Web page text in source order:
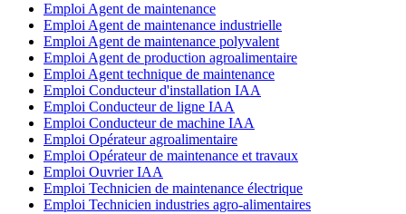
Emploi Agent de maintenance
Emploi Agent de maintenance industrielle
Emploi Agent de maintenance polyvalent
Emploi Agent de production agroalimentaire
Emploi Agent technique de maintenance
Emploi Conducteur d'installation IAA
Emploi Conducteur de ligne IAA
Emploi Conducteur de machine IAA
Emploi Opérateur agroalimentaire
Emploi Opérateur de maintenance et travaux
Emploi Ouvrier IAA
Emploi Technicien de maintenance électrique
Emploi Technicien industries agro-alimentaires